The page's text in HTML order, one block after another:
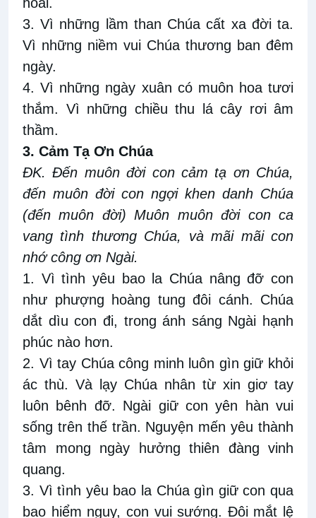
3. Vì những lầm than Chúa cất xa đời ta.
Vì những niềm vui Chúa thương ban đêm
ngày.
4. Vì những ngày xuân có muôn hoa tươi
thắm. Vì những chiều thu lá cây rơi âm
thầm.
3. Cảm Tạ Ơn Chúa
ĐK. Đến muôn đời con cảm tạ ơn Chúa,
đến muôn đời con ngợi khen danh Chúa
(đến muôn đời) Muôn muôn đời con ca
vang tình thương Chúa, và mãi mãi con
nhớ công ơn Ngài.
1. Vì tình yêu bao la Chúa nâng đỡ con
như phượng hoàng tung đôi cánh. Chúa
dắt dìu con đi, trong ánh sáng Ngài hạnh
phúc nào hơn.
2. Vì tay Chúa công minh luôn gìn giữ khỏi
ác thù. Và lạy Chúa nhân từ xin giơ tay
luôn bênh đỡ. Ngài giữ con yên hàn vui
sống trên thế trần. Nguyện mến yêu thành
tâm mong ngày hưởng thiên đàng vinh
quang.
3. Vì tình yêu bao la Chúa gìn giữ con qua
bao hiểm nguy, con vui sướng. Đôi mắt lệ